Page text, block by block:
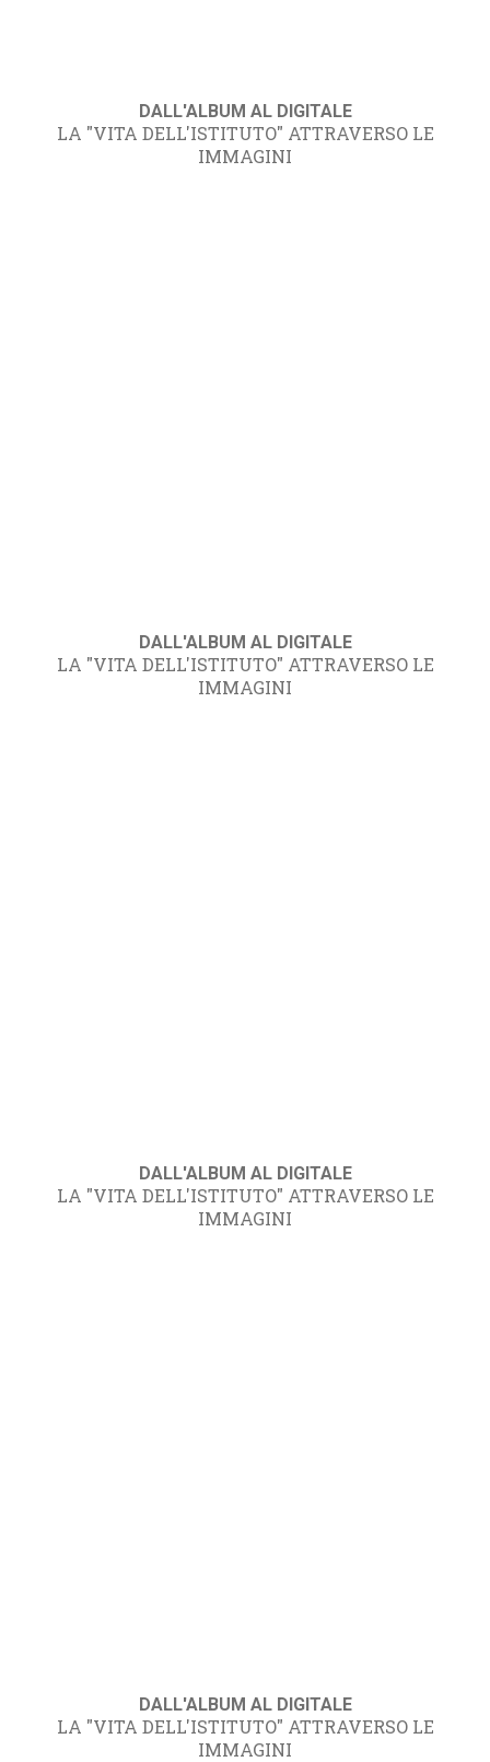
DALL'ALBUM AL DIGITALE
LA "VITA DELL'ISTITUTO" ATTRAVERSO LE
IMMAGINI
DALL'ALBUM AL DIGITALE
LA "VITA DELL'ISTITUTO" ATTRAVERSO LE
IMMAGINI
DALL'ALBUM AL DIGITALE
LA "VITA DELL'ISTITUTO" ATTRAVERSO LE
IMMAGINI
DALL'ALBUM AL DIGITALE
LA "VITA DELL'ISTITUTO" ATTRAVERSO LE
IMMAGINI